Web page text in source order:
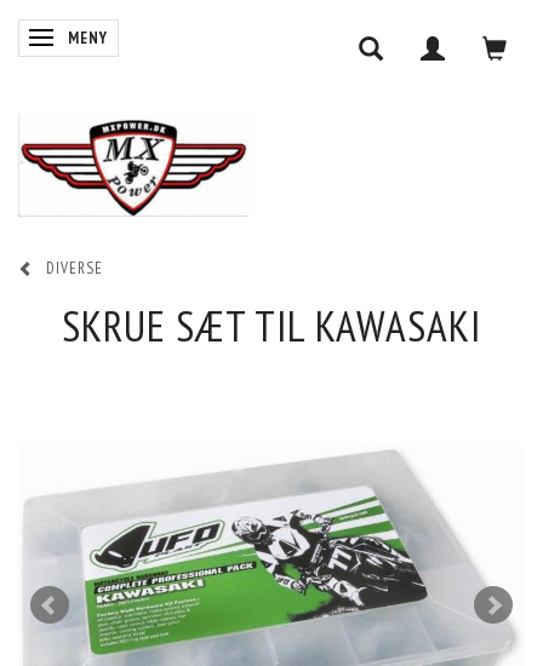
ÄNDRA NAVIGERING
MENY
DIVERSE
SKRUE SÆT TIL KAWASAKI